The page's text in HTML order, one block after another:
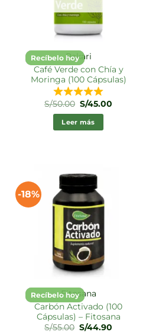
Recíbelo hoyPakari
Café Verde con Chía y
Moringa (100 Cápsulas)
S/50.00 El
precio
original
era:
S/45.00
Leer más
-18%
Recíbelo hoyFitosana
Carbón Activado (100
Cápsulas) – Fitosana
S/55.00 El
S/44.90